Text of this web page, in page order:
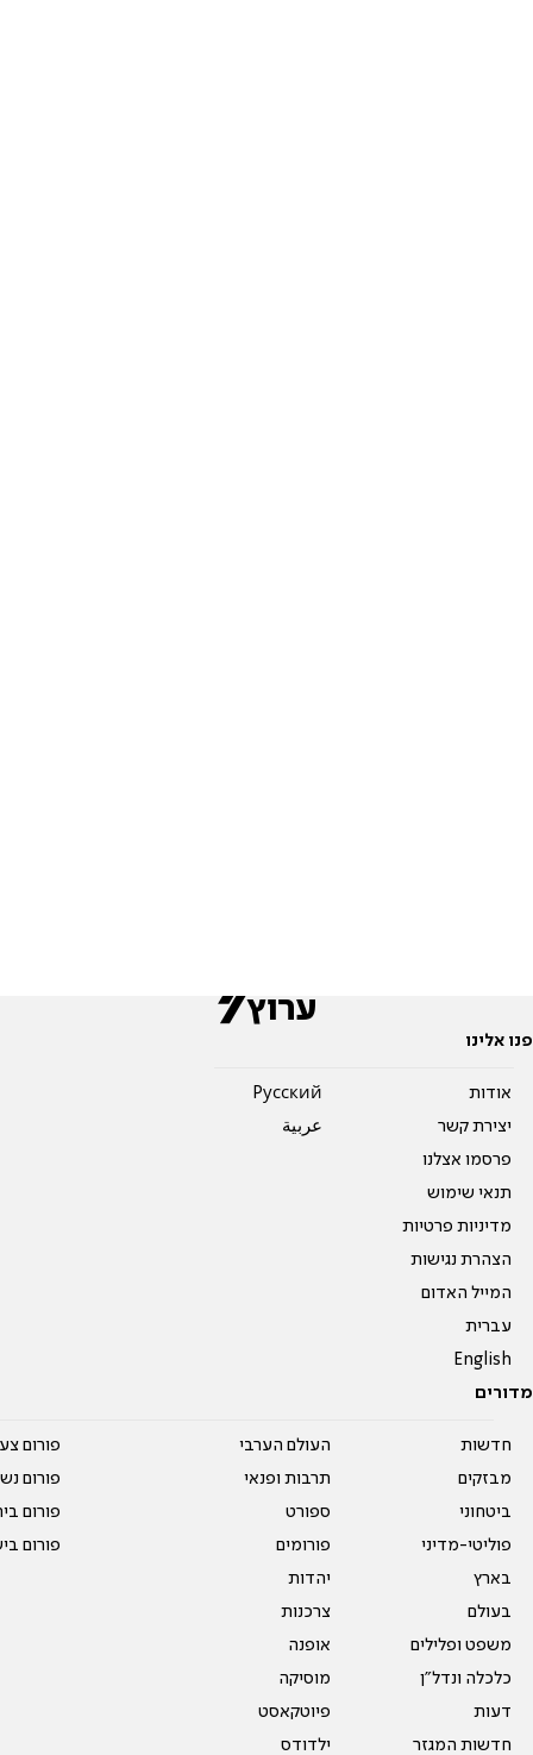
פנו אלינו
אודות
יצירת קשר
פרסמו אצלנו
תנאי שימוש
מדיניות פרטיות
הצהרת נגישות
המייל האדום
עברית
English
Pусский
عربية
מדורים
חדשות
מבזקים
ביטחוני
פוליטי-מדיני
בארץ
בעולם
משפט ופלילים
כלכלה ונדל"ן
דעות
חדשות המגזר
העולם הערבי
תרבות ופנאי
ספורט
פורומים
יהדות
צרכנות
אופנה
מוסיקה
פיוטקאסט
ילדודס
פורום
פורום
פורום
פורום